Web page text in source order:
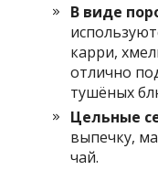
В виде
карри,
отлично
тушёных
Цельные
выпечку,
чай.